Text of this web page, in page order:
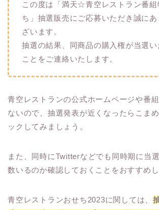
この度は「満天☆青空レストラン番組
ち」抽選販売にご応募いただき誠に
ざいます。
抽選の結果、同商品の購入権が当選い
ことをご連絡いたします。
青空レストランの公式ホームページや番
ないので、抽選発表が近くなったらこま
ックしてみましょう。
また、同時にTwitterなどでも同時期に当
数いるのか確認しておくことをおすすめし
青空レストランおせち2023に関しては、